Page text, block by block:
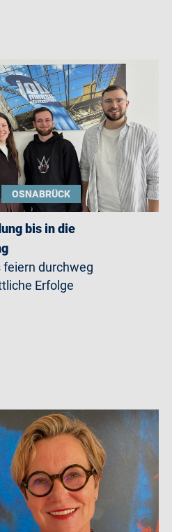
OSNABRÜCK
bis in die
feiern durchweg
Erfolge